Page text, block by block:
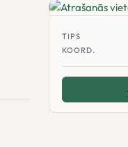
TIPS
KOORD.